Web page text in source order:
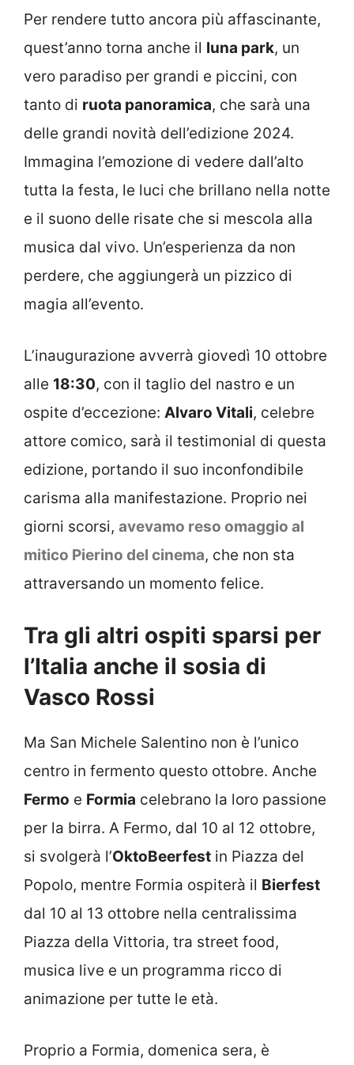
Per rendere tutto ancora più affascinante,
quest’anno torna anche il luna park, un
vero paradiso per grandi e piccini, con
tanto di ruota panoramica, che sarà una
delle grandi novità dell’edizione 2024.
Immagina l’emozione di vedere dall’alto
tutta la festa, le luci che brillano nella notte
e il suono delle risate che si mescola alla
musica dal vivo. Un’esperienza da non
perdere, che aggiungerà un pizzico di
magia all’evento.
L’inaugurazione avverrà giovedì 10 ottobre
alle 18:30, con il taglio del nastro e un
ospite d’eccezione: Alvaro Vitali, celebre
attore comico, sarà il testimonial di questa
edizione, portando il suo inconfondibile
carisma alla manifestazione. Proprio nei
giorni scorsi, avevamo reso omaggio al
mitico Pierino del cinema, che non sta
attraversando un momento felice.
Tra gli altri ospiti sparsi per
l’Italia anche il sosia di
Vasco Rossi
Ma San Michele Salentino non è l’unico
centro in fermento questo ottobre. Anche
Fermo e Formia celebrano la loro passione
per la birra. A Fermo, dal 10 al 12 ottobre,
si svolgerà l’OktoBeerfest in Piazza del
Popolo, mentre Formia ospiterà il Bierfest
dal 10 al 13 ottobre nella centralissima
Piazza della Vittoria, tra street food,
musica live e un programma ricco di
animazione per tutte le età.
Proprio a Formia, domenica sera, è